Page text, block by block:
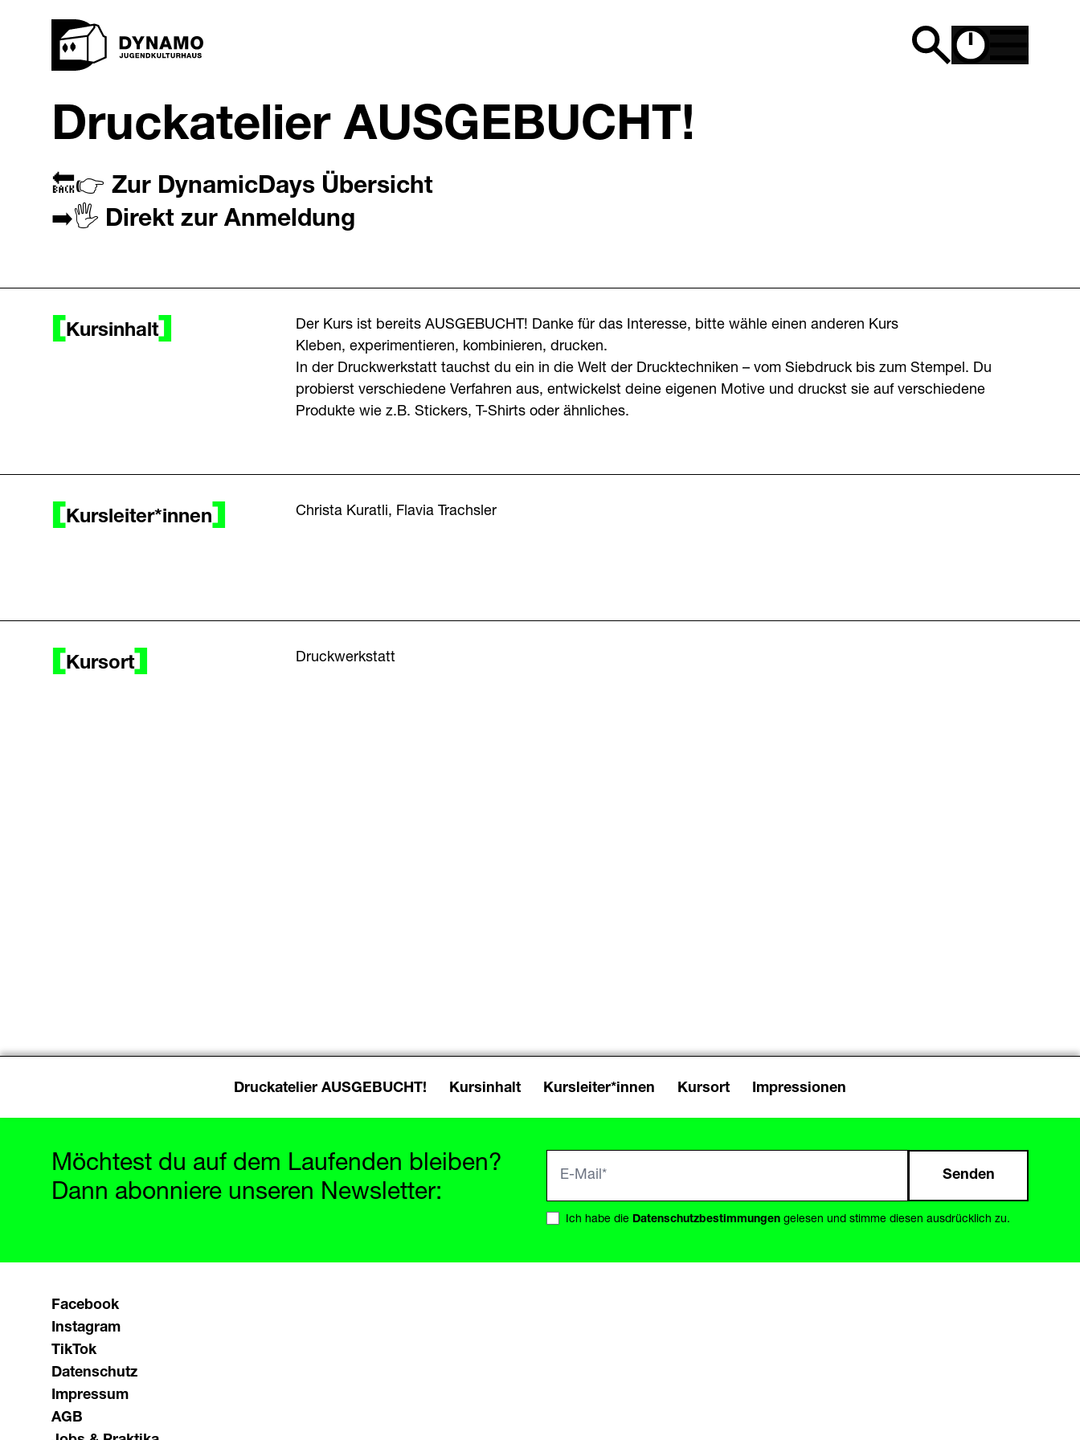
Druckatelier AUSGEBUCHT!
🔙👉 Zur DynamicDays Übersicht
➡️🖐️ Direkt zur Anmeldung
Kursinhalt
Der Kurs ist bereits AUSGEBUCHT! Danke für das Interesse, bitte wähle einen anderen Kurs
Kleben, experimentieren, kombinieren, drucken.
In der Druckwerkstatt tauchst du ein in die Welt der Drucktechniken – vom Siebdruck bis zum Stempel. Du
probierst verschiedene Verfahren aus, entwickelst deine eigenen Motive und druckst sie auf verschiedene
Produkte wie z.B. Stickers, T-Shirts oder ähnliches.
Kursleiter*innen Christa Kuratli, Flavia Trachsler
Kursort Druckwerkstatt
Druckatelier AUSGEBUCHT! Kursinhalt Kursleiter*innen Kursort Impressionen
Möchtest du auf dem Laufenden bleiben?
Dann abonniere unseren Newsletter:
Ich habe die Datenschutzbestimmungen gelesen und stimme diesen ausdrücklich zu.
Senden
Facebook
Instagram
TikTok
Datenschutz
Impressum
AGB